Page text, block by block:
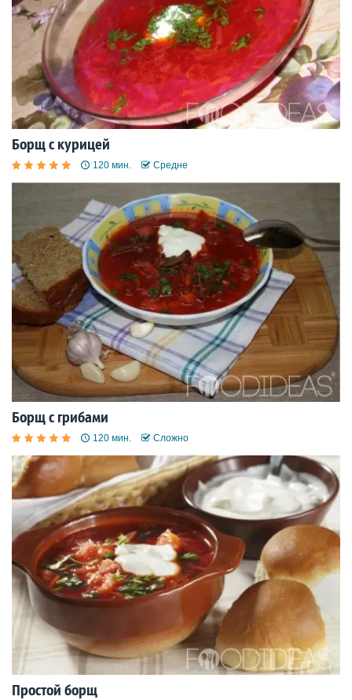
Борщ с курицей
120 мин. Средне
Борщ с грибами
120 мин. Сложно
Простой борщ